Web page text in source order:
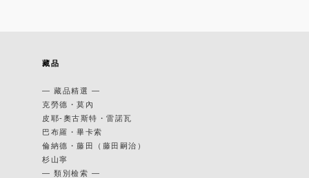
藏品
— 藏品精選 —
克勞德・莫內
皮耶-奧古斯特・雷諾瓦
巴布羅・畢卡索
倫納德・藤田（藤田嗣治）
杉山寧
— 類別檢索 —